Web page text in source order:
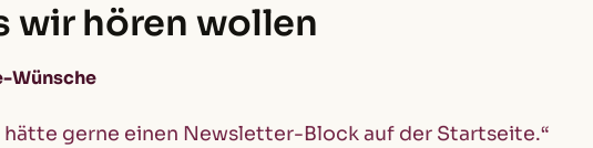
wir hören wollen
Wünsche
hätte gerne einen Newsletter-Block auf der Startseite.“